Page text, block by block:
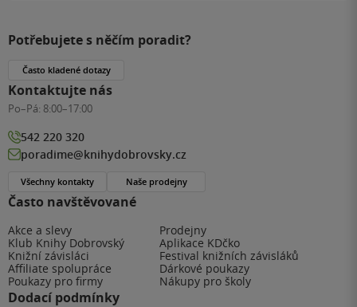
Často navštěvované
Akce a slevy
Prodejny
Klub Knihy Dobrovský
Aplikace KDčko
Knižní závisláci
Festival knižních závisláků
Affiliate spolupráce
Dárkové poukazy
Poukazy pro firmy
Nákupy pro školy
Dodací podmínky
Potřebujete s něčím poradit?
Často kladené dotazy
Kontaktujte nás
Po–Pá: 8:00–17:00
542 220 320
poradime@knihydobrovsky.cz
Všechny kontakty Naše prodejny